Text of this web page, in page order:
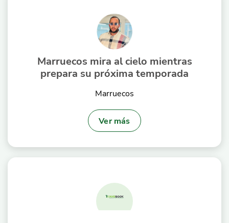
Marruecos mira al cielo mientras
prepara su próxima temporada
Marruecos
Ver más